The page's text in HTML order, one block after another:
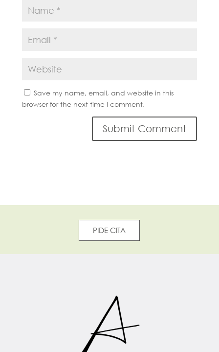
Save my name, email, and website in this
browser for the next time I comment.
PIDE CITA